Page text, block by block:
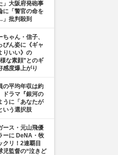
」大阪府発砲事
に「警官の命を
批判殺到
ゃん・信子、
ぴん姿に《ギャ
りいい》の
な素顔”とのギ
感度爆上がり
の平均年収は約
ドラマ『銀河の
うに「あなたが
いう選択肢
ース・元山飛優
ーに DeNA・牧
クリ！2連覇目
児監督の“泣きど